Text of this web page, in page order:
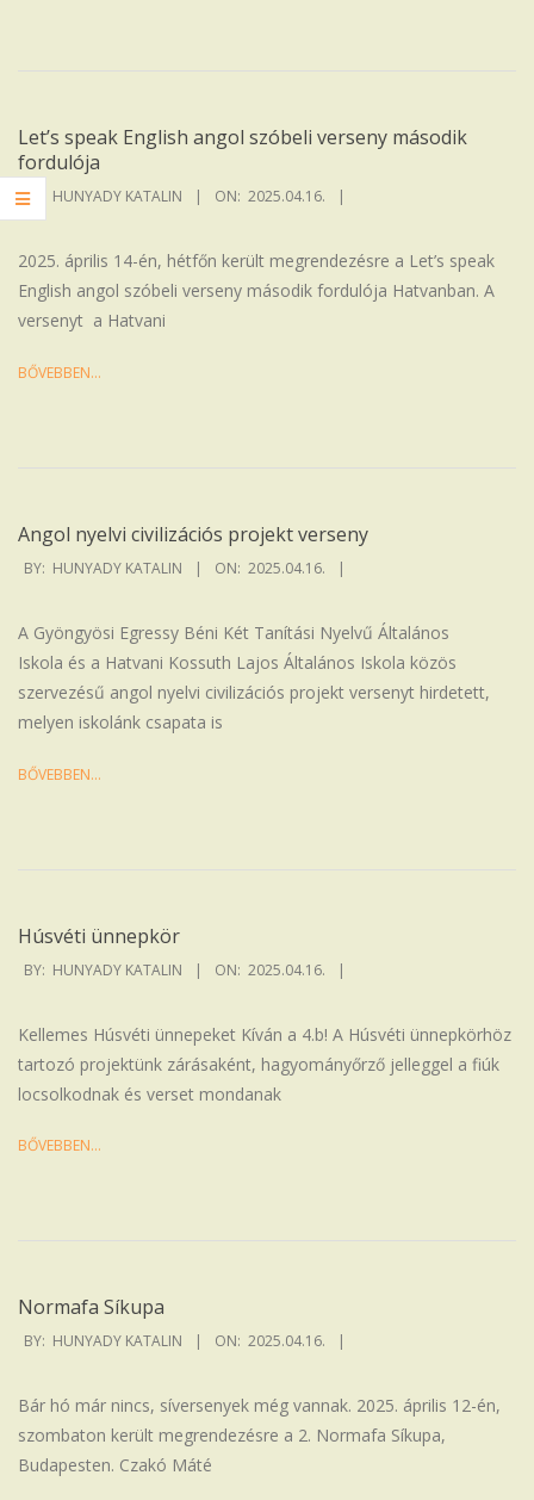
Let’s speak English angol szóbeli verseny második
fordulója
2025-
04-
BY: HUNYADY KATALIN ON: 2025.04.16.
2025. április 14-én, hétfőn került megrendezésre a Let’s speak
English angol szóbeli verseny második fordulója Hatvanban. A
versenyt a Hatvani
BŐVEBBEN…
Angol nyelvi civilizációs projekt verseny
2025-
BY: HUNYADY KATALIN ON: 2025.04.16.
A Gyöngyösi Egressy Béni Két Tanítási Nyelvű Általános
Iskola és a Hatvani Kossuth Lajos Általános Iskola közös
szervezésű angol nyelvi civilizációs projekt versenyt hirdetett,
melyen iskolánk csapata is
BŐVEBBEN…
Húsvéti ünnepkör
2025-
BY: HUNYADY KATALIN ON: 2025.04.16.
Kellemes Húsvéti ünnepeket Kíván a 4.b! A Húsvéti ünnepkörhöz
tartozó projektünk zárásaként, hagyományőrző jelleggel a fiúk
locsolkodnak és verset mondanak
BŐVEBBEN…
Normafa Síkupa
2025-
16
BY: HUNYADY KATALIN ON: 2025.04.16.
Bár hó már nincs, síversenyek még vannak. 2025. április 12-én,
szombaton került megrendezésre a 2. Normafa Síkupa,
Budapesten. Czakó Máté